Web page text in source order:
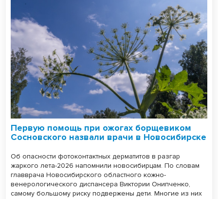
Первую помощь при ожогах борщевиком
Сосновского назвали врачи в Новосибирске
Об опасности фотоконтактных дерматитов в разгар
жаркого лета-2026 напомнили новосибирцам. По словам
главврача Новосибирского областного кожно-
венерологического диспансера Виктории Онипченко,
самому большому риску подвержены дети. Многие из них